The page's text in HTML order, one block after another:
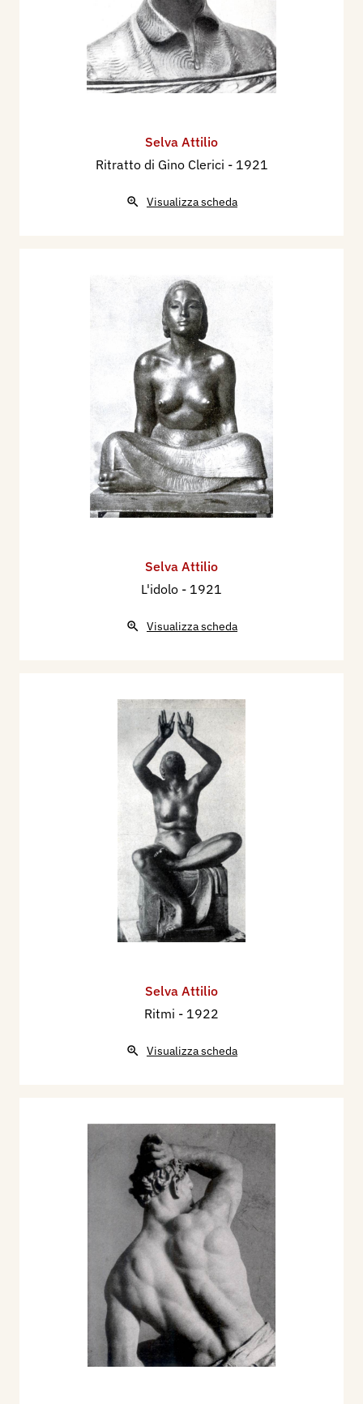
Selva Attilio
Ritratto di Gino Clerici - 1921
Visualizza scheda
Selva Attilio
L'idolo - 1921
Visualizza scheda
Selva Attilio
Ritmi - 1922
Visualizza scheda